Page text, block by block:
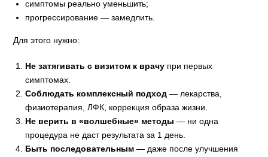
симптомы реально уменьшить;
прогрессирование — замедлить.
Для этого нужно:
Не затягивать с визитом к врачу при первых
симптомах.
Соблюдать комплексный подход — лекарства,
физиотерапия, ЛФК, коррекция образа жизни.
Не верить в «волшебные» методы — ни одна
процедура не даст результата за 1 день.
Быть последовательным — даже после улучшения